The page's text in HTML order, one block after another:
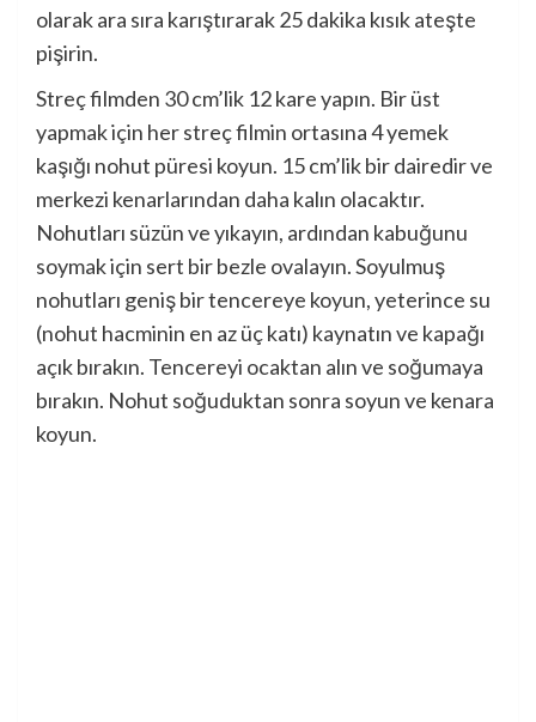
olarak ara sıra karıştırarak 25 dakika kısık ateşte
pişirin.
Streç filmden 30 cm’lik 12 kare yapın. Bir üst
yapmak için her streç filmin ortasına 4 yemek
kaşığı nohut püresi koyun. 15 cm’lik bir dairedir ve
merkezi kenarlarından daha kalın olacaktır.
Nohutları süzün ve yıkayın, ardından kabuğunu
soymak için sert bir bezle ovalayın. Soyulmuş
nohutları geniş bir tencereye koyun, yeterince su
(nohut hacminin en az üç katı) kaynatın ve kapağı
açık bırakın. Tencereyi ocaktan alın ve soğumaya
bırakın. Nohut soğuduktan sonra soyun ve kenara
koyun.